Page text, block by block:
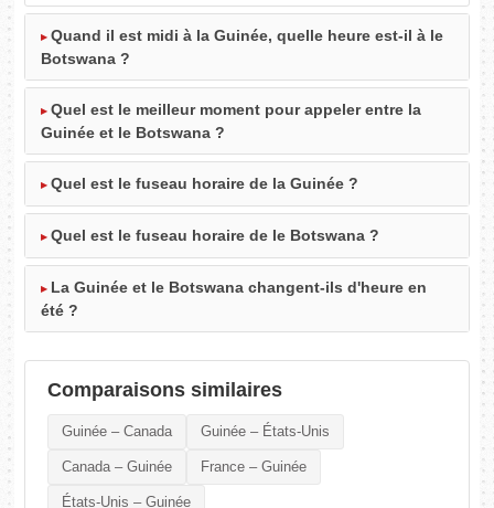
Quand il est midi à la Guinée, quelle heure est-il à le
Botswana ?
Quel est le meilleur moment pour appeler entre la
Guinée et le Botswana ?
Quel est le fuseau horaire de la Guinée ?
Quel est le fuseau horaire de le Botswana ?
La Guinée et le Botswana changent-ils d'heure en
été ?
Comparaisons similaires
Guinée – Canada Guinée – États-Unis
Canada – Guinée France – Guinée
États-Unis – Guinée